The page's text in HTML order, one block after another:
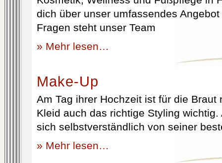
dich über unser umfassendes
Fragen steht unser Team
» Mehr lesen…
Make-Up
Am Tag ihrer Hochzeit ist für die Braut
Kleid auch das richtige Styling
sich selbstverständlich von seiner
» Mehr lesen…